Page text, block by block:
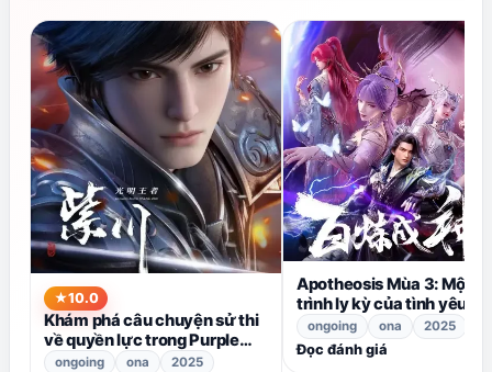
10.0
Khám phá câu chuyện sử thi
về quyền lực trong Purple
River mùa 2
ongoing ona 2025
Apotheosis Mùa 3: Một
trình ly kỳ của tình yêu và
định mệnh đang chờ đợi.
ongoing ona 2025
Đọc đánh giá